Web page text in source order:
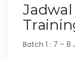
Batch 1 : 7 – 8